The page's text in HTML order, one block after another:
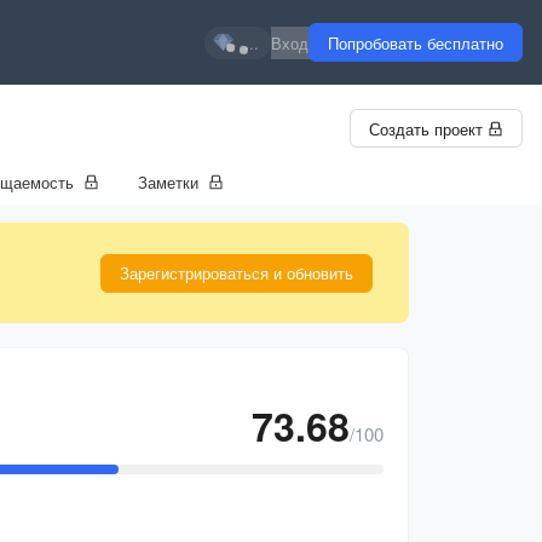
... Вход Попробовать бесплатно
Создать проект
Заметки
Зарегистрироваться и обновить
73.68/100